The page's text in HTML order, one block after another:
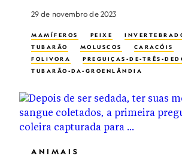
29 de novembro de 2023
MAMÍFEROS PEIXE
TUBARÃO
MOLUSCOS
CARACÓIS
FOLIVORA
PREGUIÇAS-DE-TRÊS-
TUBARÃO-DA-GROENLÂNDIA
ANIMAIS